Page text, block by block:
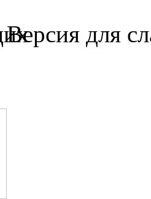
Версия для